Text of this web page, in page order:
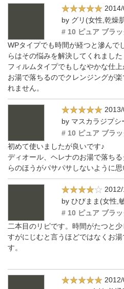
by グリ(女性,乾燥
# 10 ピュア ブラッ
WPタイプでも時間が経つと滲んで
らはその悩みを解決してくれました
フィルムタイプでもしなやかな仕上
お湯で落ちるのでクレンジングが
れません。
by マスカラジプシ
# 10 ピュア ブラッ
初めて使いましたが良いです♪
ディオール、ヘレナのお湯で落ち
らのほうがパサパサしないように思
by ひびまま(女性,
# 10 ピュア ブラッ
二本目のリピです。時間がたつと
すがにじむと言うほどではなくお
す。